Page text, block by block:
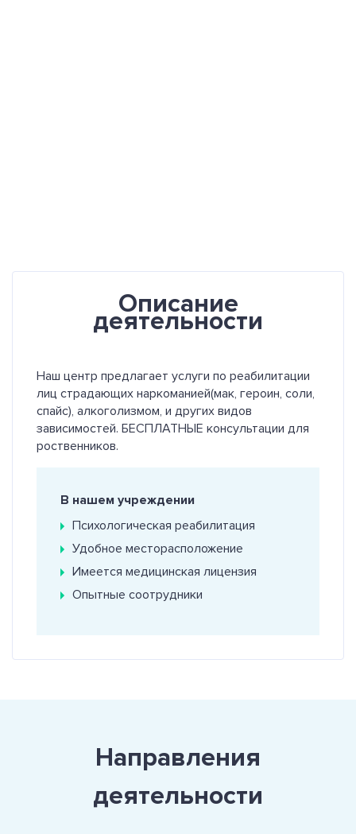
Описание
деятельности
Наш центр предлагает услуги по реабилитации
лиц страдающих наркоманией(мак, героин, соли,
спайс), алкоголизмом, и других видов
зависимостей. БЕСПЛАТНЫЕ консультации для
роственников.
В нашем учреждении
Психологическая реабилитация
Удобное месторасположение
Имеется медицинская лицензия
Опытные соотрудники
Направления
деятельности